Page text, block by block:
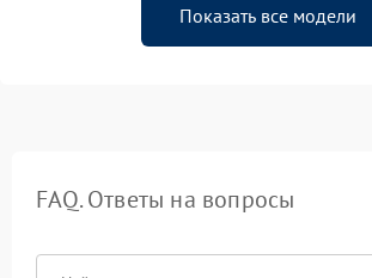
Показать все модели
FAQ. Ответы на вопросы